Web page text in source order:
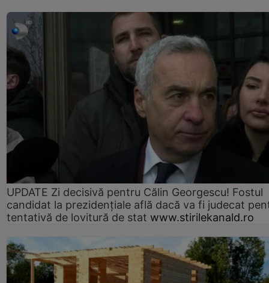
UPDATE Zi decisivă pentru Călin Georgescu! Fostul
candidat la prezidențiale află dacă va fi judecat
tentativă de lovitură de stat www.stirilekanald.ro